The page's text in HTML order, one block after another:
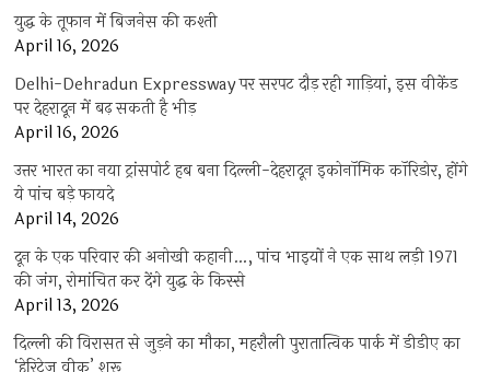
युद्ध के तूफान में बिजनेस की कश्ती
April 16, 2026
Delhi-Dehradun Expressway पर सरपट दौड़ रही गाड़ियां, इस वीकेंड
पर देहरादून में बढ़ सकती है भीड़
April 16, 2026
उत्तर भारत का नया ट्रांसपोर्ट हब बना दिल्ली-देहरादून इकोनॉमिक कॉरिडोर, होंगे
ये पांच बड़े फायदे
April 14, 2026
दून के एक परिवार की अनोखी कहानी…, पांच भाइयों ने एक साथ लड़ी 1971
की जंग, रोमांचित कर देंगे युद्ध के किस्से
April 13, 2026
दिल्ली की विरासत से जुड़ने का मौका, महरौली पुरातात्विक पार्क में डीडीए का